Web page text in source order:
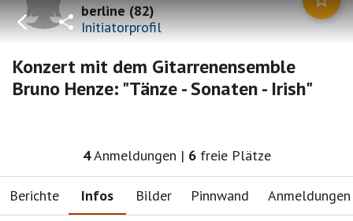
berline(82)
Initiatorprofil
Konzert mit dem Gitarrenensemble
Bruno Henze: "Tänze - Sonaten - Irish"
4Anmeldungen | 6 freie Plätze
Berichte Infos Bilder Pinnwand Anmeldungen